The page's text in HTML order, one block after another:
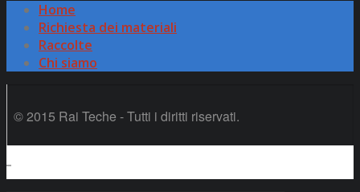
Home
Richiesta dei materiali
Raccolte
Chi siamo
© 2015 Rai Teche - Tutti i diritti riservati.